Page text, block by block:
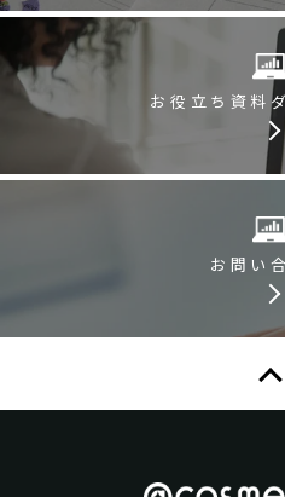
お役立ち資料
お問い